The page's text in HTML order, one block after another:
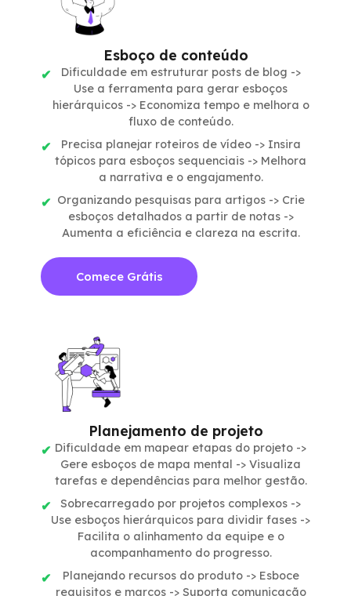
Esboço de conteúdo
Dificuldade em estruturar posts de blog ->
Use a ferramenta para gerar esboços
hierárquicos -> Economiza tempo e melhora o
fluxo de conteúdo.
Precisa planejar roteiros de vídeo -> Insira
tópicos para esboços sequenciais -> Melhora
a narrativa e o engajamento.
Organizando pesquisas para artigos -> Crie
esboços detalhados a partir de notas ->
Aumenta a eficiência e clareza na escrita.
Comece Grátis
Planejamento de projeto
Dificuldade em mapear etapas do projeto ->
Gere esboços de mapa mental -> Visualiza
tarefas e dependências para melhor gestão.
Sobrecarregado por projetos complexos ->
Use esboços hierárquicos para dividir fases ->
Facilita o alinhamento da equipe e o
acompanhamento do progresso.
Planejando recursos do produto -> Esboce
requisitos e marcos -> Suporta comunicação